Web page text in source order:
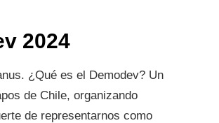
2024
¿Qué es el Demodev? Un
de Chile, organizando
de representarnos como